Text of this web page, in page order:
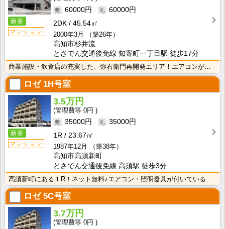
新着
マンション
60000円
60000円
2DK
45.54㎡
2000年3月
（築26年）
高知市杉井流
とさでん交通後免線 知寄町一丁目駅 徒歩17分
ロゼ1H号室
新着
マンション
3.5万円
0円
35000円
35000円
1R
23.67㎡
1987年12月
（築38年）
高知市高須新町
とさでん交通後免線 高須駅 徒歩3分
ロゼ5C号室
3.7万円
0円